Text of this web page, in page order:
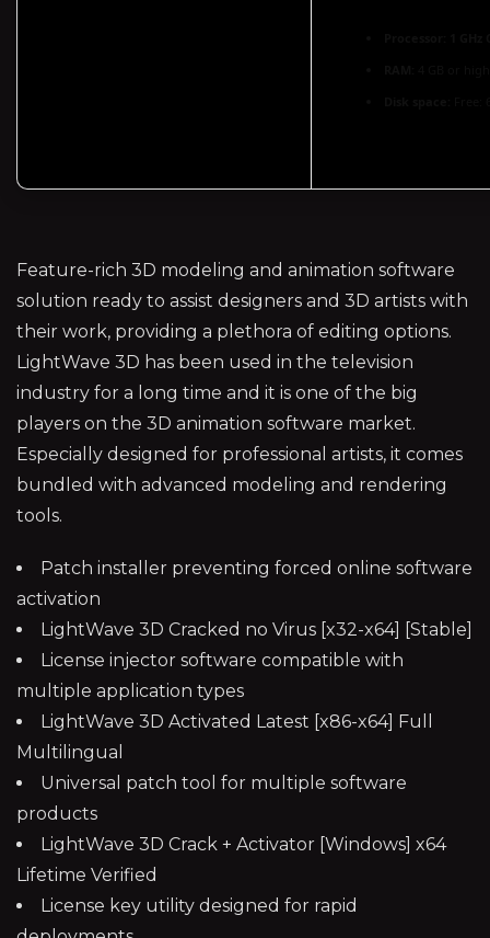
Feature-rich 3D modeling and animation software
solution ready to assist designers and 3D artists with
their work, providing a plethora of editing options.
LightWave 3D has been used in the television
industry for a long time and it is one of the big
players on the 3D animation software market.
Especially designed for professional artists, it comes
bundled with advanced modeling and rendering
tools.
Patch installer preventing forced online software
activation
LightWave 3D Cracked no Virus [x32-x64] [Stable]
License injector software compatible with
multiple application types
LightWave 3D Activated Latest [x86-x64] Full
Multilingual
Universal patch tool for multiple software
products
LightWave 3D Crack + Activator [Windows] x64
Lifetime Verified
License key utility designed for rapid